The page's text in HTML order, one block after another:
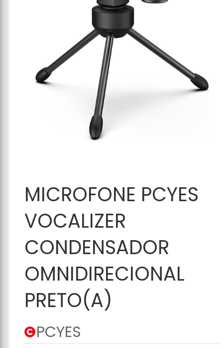
Adicionar ao
Carrinho
MICROFONE PCYES
VOCALIZER
CONDENSADOR
OMNIDIRECIONAL
PRETO(A)
PCYES